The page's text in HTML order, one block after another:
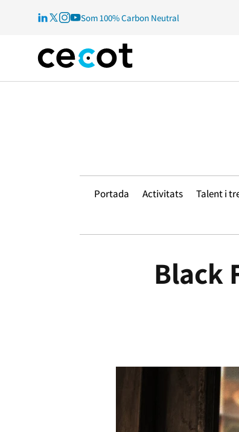
Som 100% Carbon Neutral
Portada Activitats Talent i
Black